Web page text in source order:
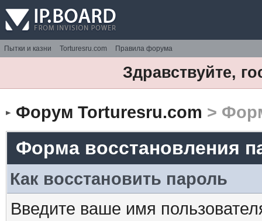
Пытки и казни Torturesru.com Правила форума
Здравствуйте,
Форум Torturesru.com >
Форма восстановления
Как восстановить пароль
Введите ваше имя